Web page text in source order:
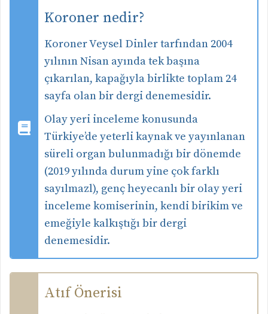
Koroner nedir?
Koroner Veysel Dinler tarfından 2004
yılının Nisan ayında tek başına
çıkarılan, kapağıyla birlikte toplam 24
sayfa olan bir dergi denemesidir.
Olay yeri inceleme konusunda
Türkiye’de yeterli kaynak ve yayınlanan
süreli organ bulunmadığı bir dönemde
(2019 yılında durum yine çok farklı
sayılmazl), genç heyecanlı bir olay yeri
inceleme komiserinin, kendi birikim ve
emeğiyle kalkıştığı bir dergi
denemesidir.
Atıf Önerisi